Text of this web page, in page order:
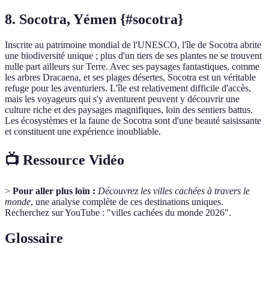
8. Socotra, Yémen {#socotra}
Inscrite au patrimoine mondial de l'UNESCO, l'île de Socotra abrite
une biodiversité unique ; plus d'un tiers de ses plantes ne se trouvent
nulle part ailleurs sur Terre. Avec ses paysages fantastiques, comme
les arbres Dracaena, et ses plages désertes, Socotra est un véritable
refuge pour les aventuriers. L'île est relativement difficile d'accès,
mais les voyageurs qui s'y aventurent peuvent y découvrir une
culture riche et des paysages magnifiques, loin des sentiers battus.
Les écosystèmes et la faune de Socotra sont d'une beauté saisissante
et constituent une expérience inoubliable.
📺 Ressource Vidéo
> Pour aller plus loin : Découvrez les villes cachées à travers le
monde, une analyse complète de ces destinations uniques.
Recherchez sur YouTube : "villes cachées du monde 2026".
Glossaire